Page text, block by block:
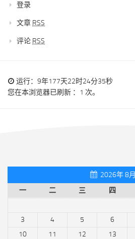
登录
文章 RSS
评论 RSS
运行：9年177天22时24分35秒
您在本浏览器已刷新 ：1 次。
2026年 8月
一
二 三 四
3
4 5 6
10
11 12 13